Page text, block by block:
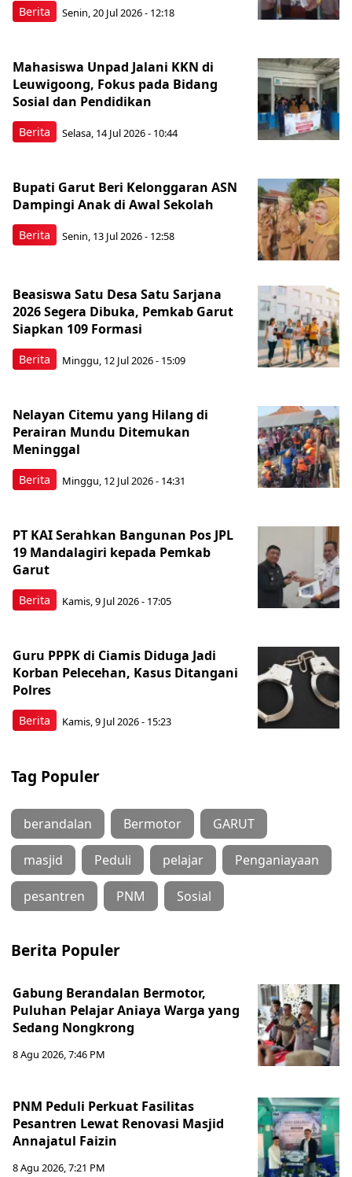
Berita Senin, 20 Jul 2026 - 12:18
Berita
Mahasiswa Unpad Jalani KKN di
Leuwigoong, Fokus pada Bidang
Sosial dan Pendidikan
Selasa, 14 Jul 2026 - 10:44
Berita
Bupati Garut Beri Kelonggaran ASN
Dampingi Anak di Awal Sekolah
Senin, 13 Jul 2026 - 12:58
Berita
Beasiswa Satu Desa Satu Sarjana
2026 Segera Dibuka, Pemkab Garut
Siapkan 109 Formasi
Minggu, 12 Jul 2026 - 15:09
Berita
Nelayan Citemu yang Hilang di
Perairan Mundu Ditemukan
Meninggal
Minggu, 12 Jul 2026 - 14:31
Berita
PT KAI Serahkan Bangunan Pos JPL
19 Mandalagiri kepada Pemkab
Garut
Kamis, 9 Jul 2026 - 17:05
Berita
Guru PPPK di Ciamis Diduga Jadi
Korban Pelecehan, Kasus Ditangani
Polres
Kamis, 9 Jul 2026 - 15:23
Tag Populer
berandalan Bermotor GARUT
masjid Peduli pelajar Penganiayaan
pesantren PNM Sosial
Berita Populer
Gabung Berandalan Bermotor,
Puluhan Pelajar Aniaya Warga yang
Sedang Nongkrong
8 Agu 2026, 7:46 PM
PNM Peduli Perkuat Fasilitas
Pesantren Lewat Renovasi Masjid
Annajatul Faizin
8 Agu 2026, 7:21 PM